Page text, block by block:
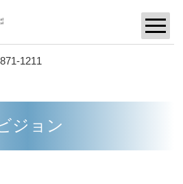
1211
ジョン